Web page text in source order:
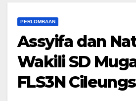
PERLOMBAAN
Assyifa dan
Wakili SD
FLS3N